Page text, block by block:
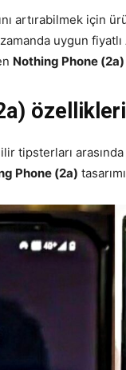
artırabilmek için
uygun
Nothing Phone (2a)
tipsterları
Phone (2a)